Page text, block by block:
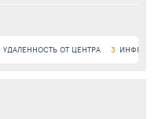
УДАЛЕННОСТЬ ОТ ЦЕНТРА 3